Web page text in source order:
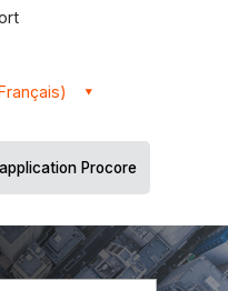
Procore